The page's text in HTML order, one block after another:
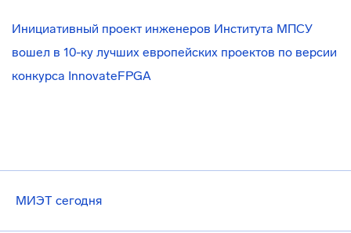
Инициативный проект инженеров Института МПСУ
вошел в 10-ку лучших европейских проектов по версии
конкурса InnovateFPGA
МИЭТ сегодня